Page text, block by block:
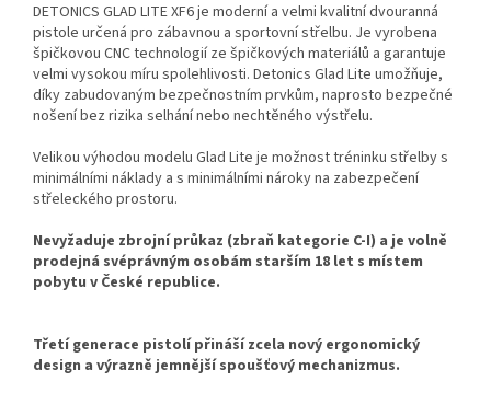
DETONICS GLAD LITE XF6 je moderní a velmi kvalitní dvouranná
pistole určená pro zábavnou a sportovní střelbu. Je vyrobena
špičkovou CNC technologií ze špičkových materiálů a garantuje
velmi vysokou míru spolehlivosti. Detonics Glad Lite umožňuje,
díky zabudovaným bezpečnostním prvkům, naprosto bezpečné
nošení bez rizika selhání nebo nechtěného výstřelu.
Velikou výhodou modelu Glad Lite je možnost tréninku střelby s
minimálními náklady a s minimálními nároky na zabezpečení
střeleckého prostoru.
Nevyžaduje zbrojní průkaz (zbraň kategorie C-I) a je volně
prodejná svéprávným osobám starším 18 let s místem
pobytu v České republice.
Třetí generace pistolí přináší zcela nový ergonomický
design a výrazně jemnější spoušťový mechanizmus.